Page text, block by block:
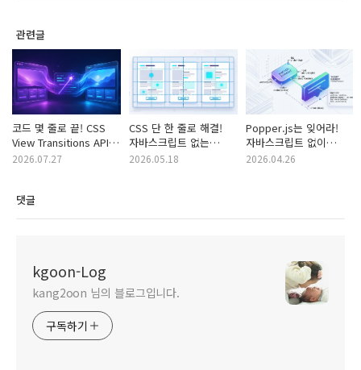
관련글
코드 몇 줄로 끝! CSS
View Transitions API로
부드러운 블로그 만들기
2026.07.27
CSS 단 한 줄로 해결!
자바스크립트 없는
완벽한 카드 레이아웃
2026.05.18
Popper.js는 잊어라!
자바스크립트 없이
구현하는 초고속 CSS
2026.04.26
댓글
kgoon-Log
kang2oon 님의 블로그입니다.
구독하기